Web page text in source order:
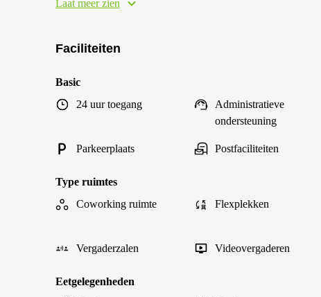
Laat meer zien
Faciliteiten
Basic
24 uur toegang
Administratieve
ondersteuning
Parkeerplaats Postfaciliteiten
Type ruimtes
Coworking ruimte
Flexplekken
Vergaderzalen Videovergaderen
Eetgelegenheden